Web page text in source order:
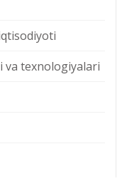
va texnologiyalari